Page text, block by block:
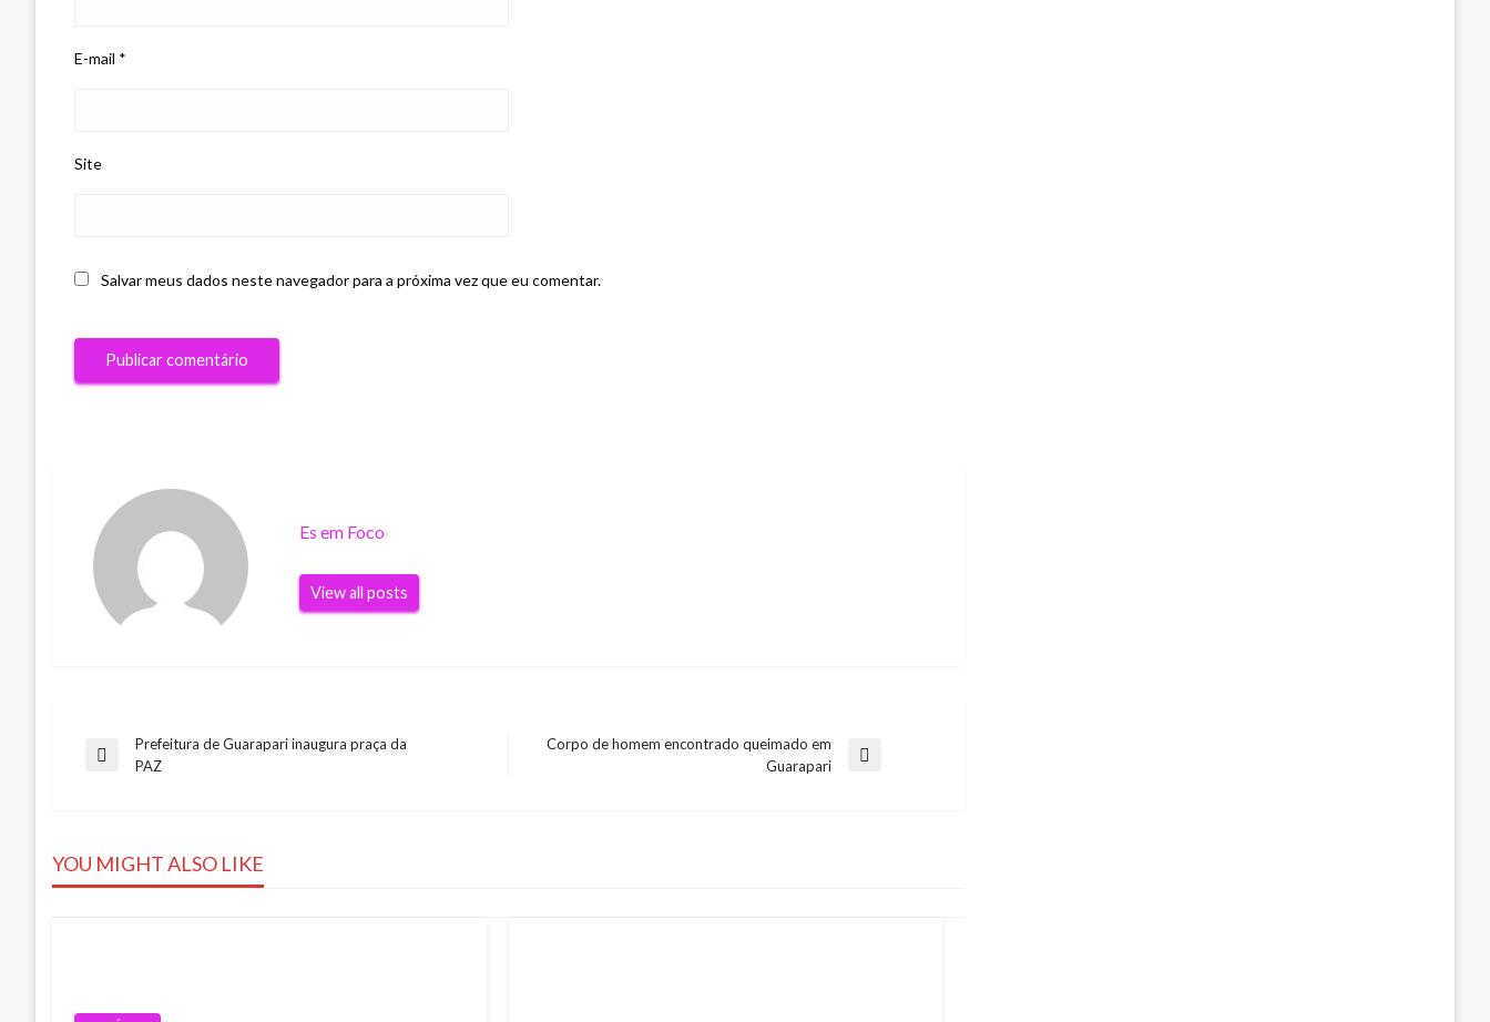
E-mail *
Site
Salvar meus dados neste navegador para a próxima vez que eu comentar.
Es em Foco
View all posts
Navegação
Post
Previous
Prefeitura de Guarapari inaugura praça da
PAZ
Corpo de homem encontrado queimado em
Guarapari
YOU MIGHT ALSO LIKE